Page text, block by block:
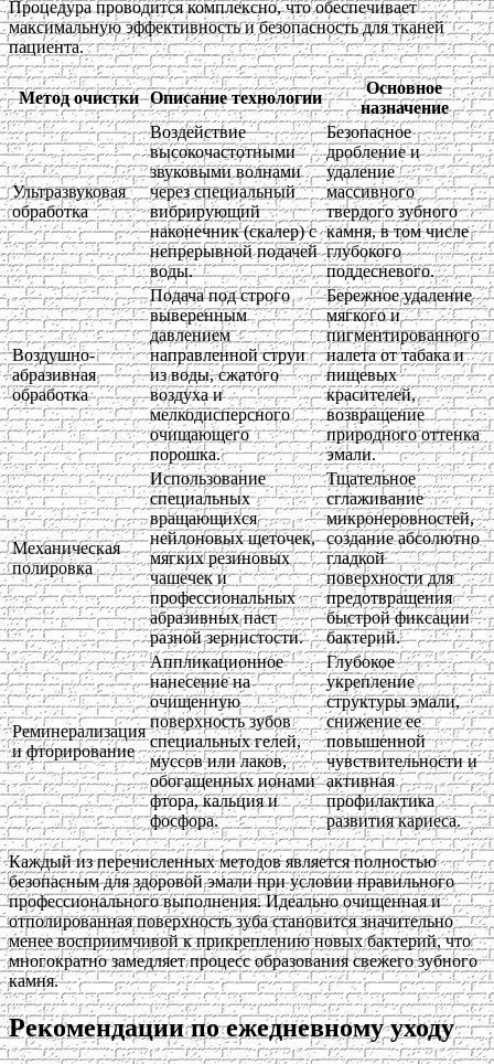
Процедура проводится комплексно, что обеспечивает
максимальную эффективность и безопасность для тканей
пациента.
Метод очистки Описание технологии
Основное
назначение
Ультразвуковая
обработка
Воздействие
высокочастотными
звуковыми волнами
через специальный
вибрирующий
наконечник (скалер) с
непрерывной подачей
воды.
Безопасное
дробление и
удаление
массивного
твердого зубного
камня, в том числе
глубокого
поддесневого.
Воздушно-
абразивная
обработка
Подача под строго
выверенным
давлением
направленной струи
из воды, сжатого
воздуха и
мелкодисперсного
очищающего
порошка.
Бережное удаление
мягкого и
пигментированного
налета от табака и
пищевых
красителей,
возвращение
природного оттенка
эмали.
Механическая
полировка
Использование
специальных
вращающихся
нейлоновых щеточек,
мягких резиновых
чашечек и
профессиональных
абразивных паст
разной зернистости.
Тщательное
сглаживание
микронеровностей,
создание абсолютно
гладкой
поверхности для
предотвращения
быстрой фиксации
бактерий.
Реминерализация
и фторирование
Аппликационное
нанесение на
очищенную
поверхность зубов
специальных гелей,
муссов или лаков,
обогащенных ионами
фтора, кальция и
фосфора.
Глубокое
укрепление
структуры эмали,
снижение ее
повышенной
чувствительности и
активная
профилактика
развития кариеса.
Каждый из перечисленных методов является полностью
безопасным для здоровой эмали при условии правильного
профессионального выполнения. Идеально очищенная и
отполированная поверхность зуба становится значительно
менее восприимчивой к прикреплению новых бактерий, что
многократно замедляет процесс образования свежего зубного
камня.
Рекомендации по ежедневному уходу